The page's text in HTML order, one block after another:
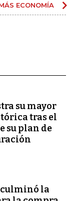
ECONOMÍA
su mayor
tras el
su plan de
la